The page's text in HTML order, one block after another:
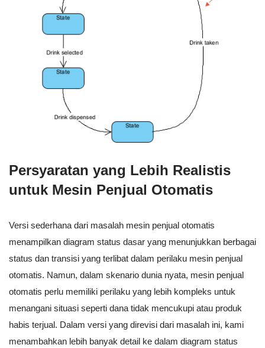
Persyaratan yang Lebih Realistis
untuk Mesin Penjual Otomatis
Versi sederhana dari masalah mesin penjual otomatis
menampilkan diagram status dasar yang menunjukkan berbagai
status dan transisi yang terlibat dalam perilaku mesin penjual
otomatis. Namun, dalam skenario dunia nyata, mesin penjual
otomatis perlu memiliki perilaku yang lebih kompleks untuk
menangani situasi seperti dana tidak mencukupi atau produk
habis terjual. Dalam versi yang direvisi dari masalah ini, kami
menambahkan lebih banyak detail ke dalam diagram status